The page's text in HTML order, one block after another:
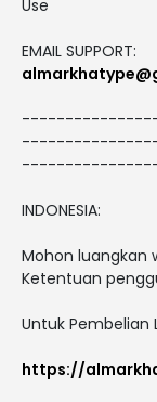
Use
EMAIL SUPPORT:
INDONESIA:
Mohon luangkan
Ketentuan
Untuk Pembelian
https://